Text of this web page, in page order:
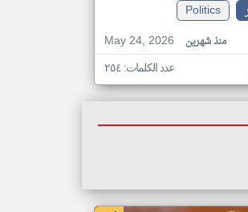
Politics
May 24, 2026
منذ شهرين
عدد الكلمات: ٢٥٤